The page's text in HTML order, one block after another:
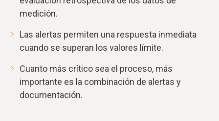
medición.
Las alertas permiten una respuesta inmediata
cuando se superan los valores límite.
Cuanto más crítico sea el proceso, más
importante es la combinación de alertas y
documentación.